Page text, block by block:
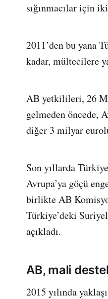
sığınmacılar için
2011’den bu yana
kadar, mültecilere
AB yetkilileri, 26
gelmeden öncede,
diğer 3 milyar
Son yıllarda
Avrupa’ya göçü
birlikte AB
Türkiye’deki
açıkladı.
AB, mali
2015 yılında